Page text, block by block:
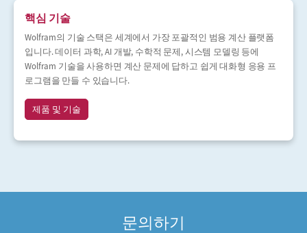
핵심 기술
Wolfram의 기술 스택은 세계에서 가장 포괄적인 범용 계산 플랫폼
입니다. 데이터 과학, AI 개발, 수학적 문제, 시스템 모델링 등에
Wolfram 기술을 사용하면 계산 문제에 답하고 쉽게 대화형 응용 프
로그램을 만들 수 있습니다.
제품 및 기술
문의하기